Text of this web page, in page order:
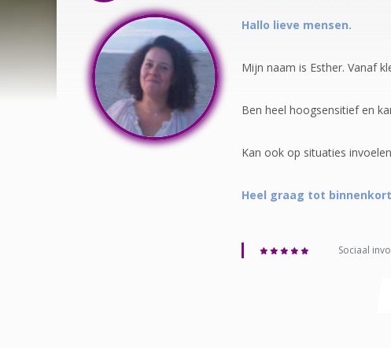
Hallo lieve mensen.
Mijn naam is Esther. Vanaf
Ben heel hoogsensitief en
Kan ook op situaties
Heel graag tot
Sociaal